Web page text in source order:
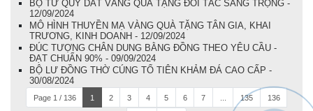
BỘ TỨ QUÝ DÁT VÀNG QUÀ TẶNG ĐỐI TÁC SANG TRỌNG -
12/09/2024
MÔ HÌNH THUYỀN MẠ VÀNG QUÀ TẶNG TÂN GIA, KHAI
TRƯƠNG, KINH DOANH - 12/09/2024
ĐÚC TƯỢNG CHÂN DUNG BẰNG ĐỒNG THEO YÊU CẦU -
ĐẠT CHUẨN 90% - 09/09/2024
BỘ LƯ ĐỒNG THỜ CÚNG TỔ TIÊN KHẢM ĐÁ CAO CẤP -
30/08/2024
Page 1 / 136 1 2 3 4 5 6 7 135 136